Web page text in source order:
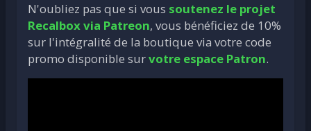
N'oubliez pas que si vous soutenez le projet
Recalbox via Patreon, vous bénéficiez de 10%
sur l'intégralité de la boutique via votre code
promo disponible survotre espace Patron.